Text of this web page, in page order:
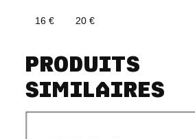
p
a
r
t
16€ 20 €
PRODUITS
SIMILAIRES